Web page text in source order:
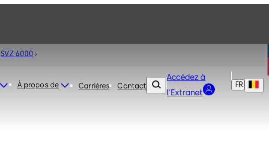
À propos de Carrières Contact
Accédez à
l'Extranet
FR
SVZ 6000